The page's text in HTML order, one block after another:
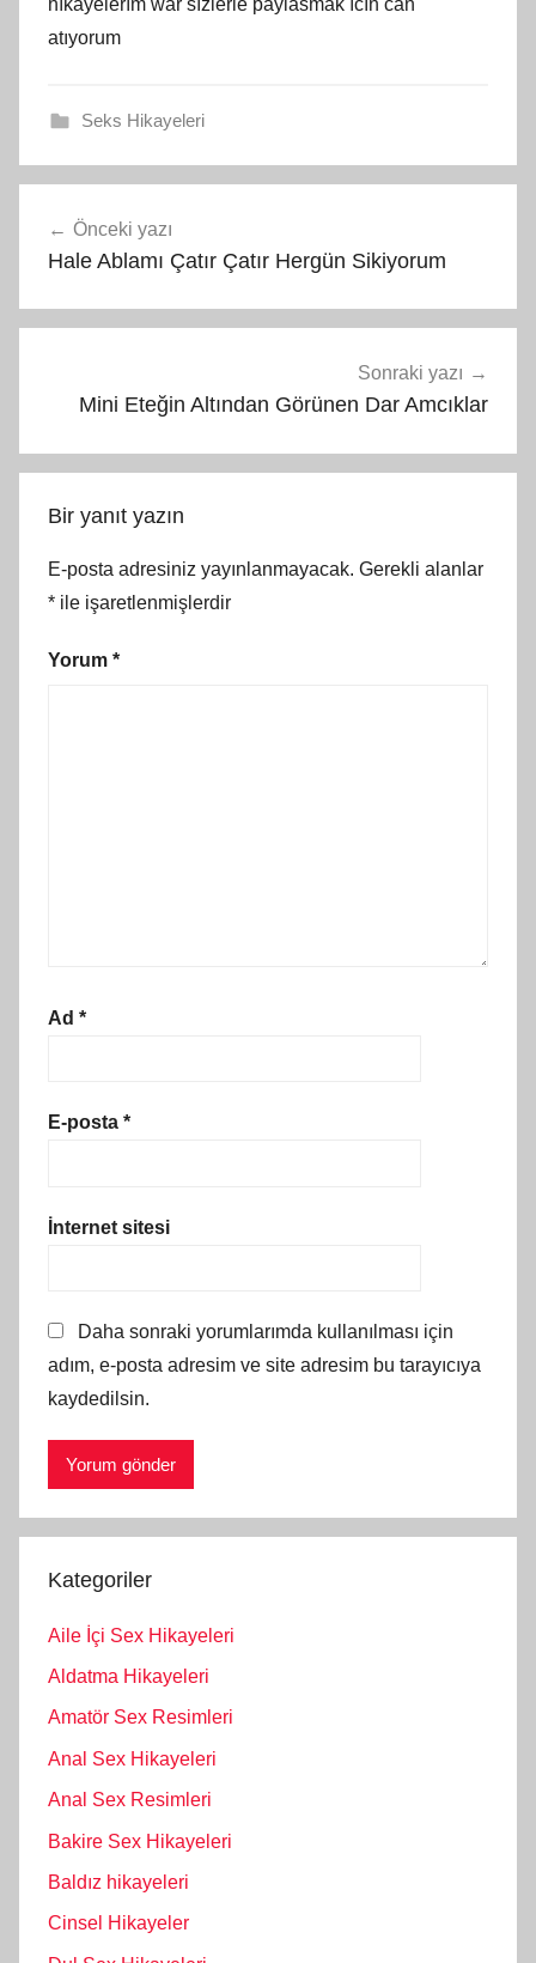
atıyorum
Seks Hikayeleri
gezinmesi
Önceki yazı
Hale Ablamı Çatır Çatır Hergün Sikiyorum
Sonraki yazı
Mini Eteğin Altından Görünen Dar Amcıklar
Bir yanıt yazın
E-posta adresiniz yayınlanmayacak. Gerekli alanlar
* ile işaretlenmişlerdir
Yorum *
Ad *
E-posta *
İnternet sitesi
Daha sonraki yorumlarımda kullanılması için
adım, e-posta adresim ve site adresim bu tarayıcıya
kaydedilsin.
Kategoriler
Aile İçi Sex Hikayeleri
Aldatma Hikayeleri
Amatör Sex Resimleri
Anal Sex Hikayeleri
Anal Sex Resimleri
Bakire Sex Hikayeleri
Baldız hikayeleri
Cinsel Hikayeler